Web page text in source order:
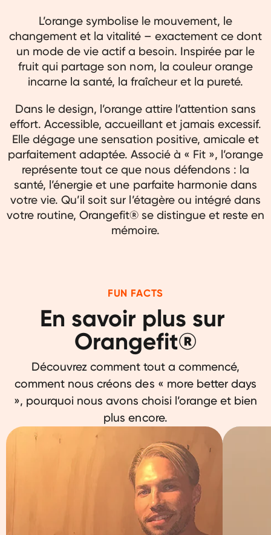
L’orange symbolise le mouvement, le
changement et la vitalité – exactement ce dont
un mode de vie actif a besoin. Inspirée par le
fruit qui partage son nom, la couleur orange
incarne la santé, la fraîcheur et la pureté.
Dans le design, l’orange attire l’attention sans
effort. Accessible, accueillant et jamais excessif.
Elle dégage une sensation positive, amicale et
parfaitement adaptée. Associé à « Fit », l’orange
représente tout ce que nous défendons : la
santé, l’énergie et une parfaite harmonie dans
votre vie. Qu’il soit sur l’étagère ou intégré dans
votre routine, Orangefit® se distingue et reste en
mémoire.
FUN FACTS
En savoir plus sur
Orangefit®
Découvrez comment tout a commencé,
comment nous créons des « more better days
», pourquoi nous avons choisi l’orange et bien
plus encore.